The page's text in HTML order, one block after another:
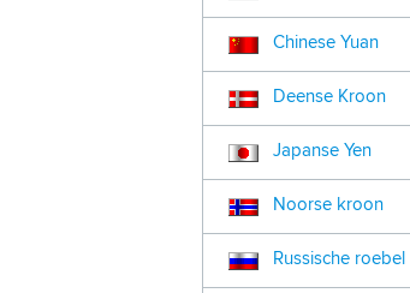
Chinese Yuan
Deense Kroon
Japanse Yen
Noorse kroon
Russische roebel